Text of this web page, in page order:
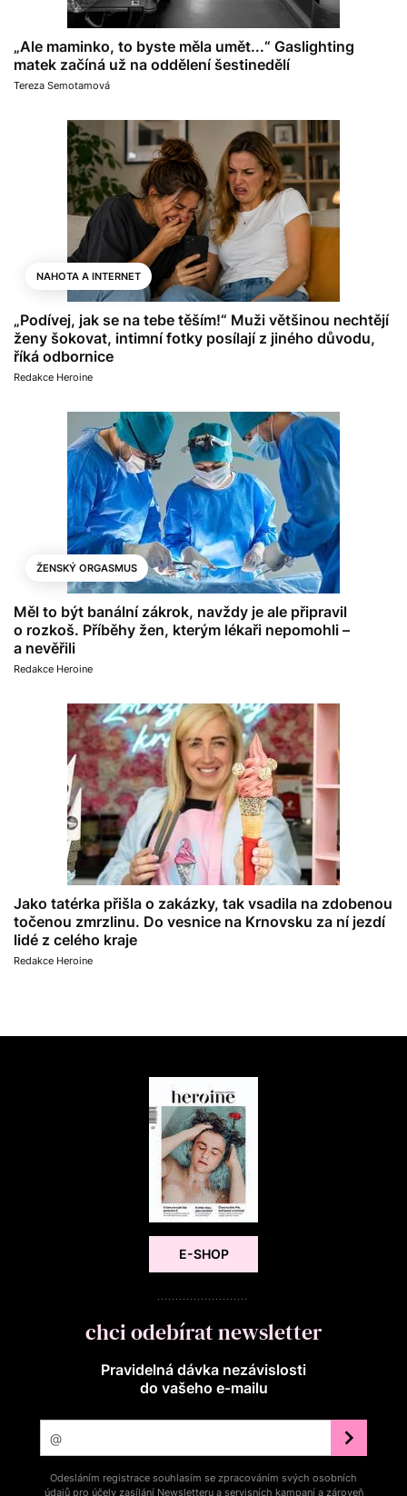
„Ale maminko, to byste měla umět...“ Gaslighting
matek začíná už na oddělení šestinedělí
Tereza Semotamová
NAHOTA A INTERNET
„Podívej, jak se na tebe těším!“ Muži většinou nechtějí
ženy šokovat, intimní fotky posílají z jiného důvodu,
říká odbornice
Redakce Heroine
ŽENSKÝ ORGASMUS
Měl to být banální zákrok, navždy je ale připravil
o rozkoš. Příběhy žen, kterým lékaři nepomohli –
a nevěřili
Redakce Heroine
Jako tatérka přišla o zakázky, tak vsadila na zdobenou
točenou zmrzlinu. Do vesnice na Krnovsku za ní jezdí
lidé z celého kraje
Redakce Heroine
E-SHOP
chci odebírat newsletter
Pravidelná dávka nezávislosti
do vašeho e‑mailu
Odesláním registrace souhlasím se zpracováním svých osobních
údajů pro účely zasílání Newsletteru a servisních kampaní a zároveň